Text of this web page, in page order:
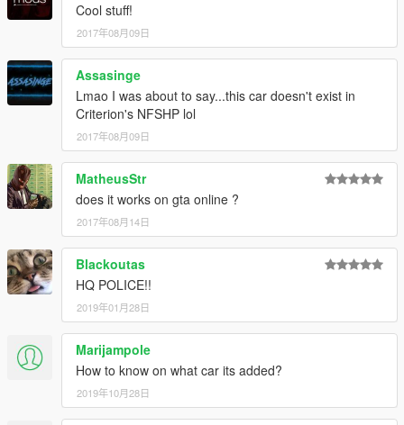
Cool stuff!
2017年08月09日
Assasinge
Lmao I was about to say...this car doesn't exist in
Criterion's NFSHP lol
2017年08月09日
MatheusStr
does it works on gta online ?
2017年08月14日
Blackoutas
HQ POLICE!!
2019年01月28日
Marijampole
How to know on what car its added?
2019年10月28日